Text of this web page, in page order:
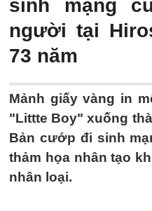
sinh mạng
người tại
73 năm
Mảnh giấy vàng in
"Littte Boy" xuống
Bản cướp đi sinh
thảm họa nhân tạo
nhân loại.